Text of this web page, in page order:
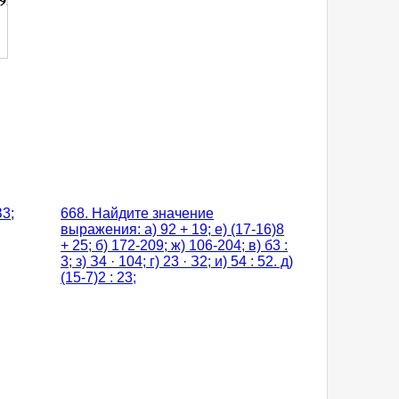
668. Найдите значение
выражения: а) 92 + 19; е) (17-16)8
+ 25; б) 172-209; ж) 106-204; в) б3 :
3; з) З4 · 104; г) 23 · З2; и) 54 : 52. д)
(15-7)2 : 23;